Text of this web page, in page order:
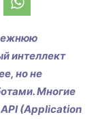
интеллект
но не
Многие
(Application